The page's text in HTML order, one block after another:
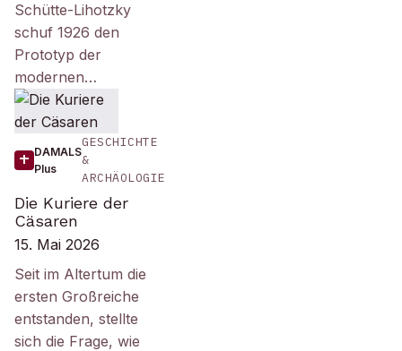
Schütte-Lihotzky
schuf 1926 den
Prototyp der
modernen…
DAMALS
Plus
GESCHICHTE
&
ARCHÄOLOGIE
Die Kuriere der
Cäsaren
15. Mai 2026
Seit im Altertum die
ersten Großreiche
entstanden, stellte
sich die Frage, wie